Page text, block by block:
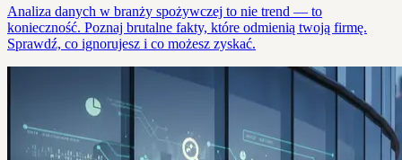
Analiza danych w branży spożywczej to nie trend — to
konieczność. Poznaj brutalne fakty, które odmienią twoją firmę.
Sprawdź, co ignorujesz i co możesz zyskać.